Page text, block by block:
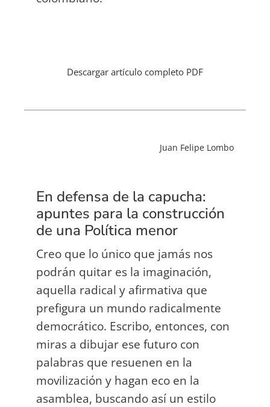
Descargar artículo completo PDF
Juan Felipe Lombo
En defensa de la capucha:
apuntes para la construcción
de una Política menor
Creo que lo único que jamás nos
podrán quitar es la imaginación,
aquella radical y afirmativa que
prefigura un mundo radicalmente
democrático. Escribo, entonces, con
miras a dibujar ese futuro con
palabras que resuenen en la
movilización y hagan eco en la
asamblea, buscando así un estilo